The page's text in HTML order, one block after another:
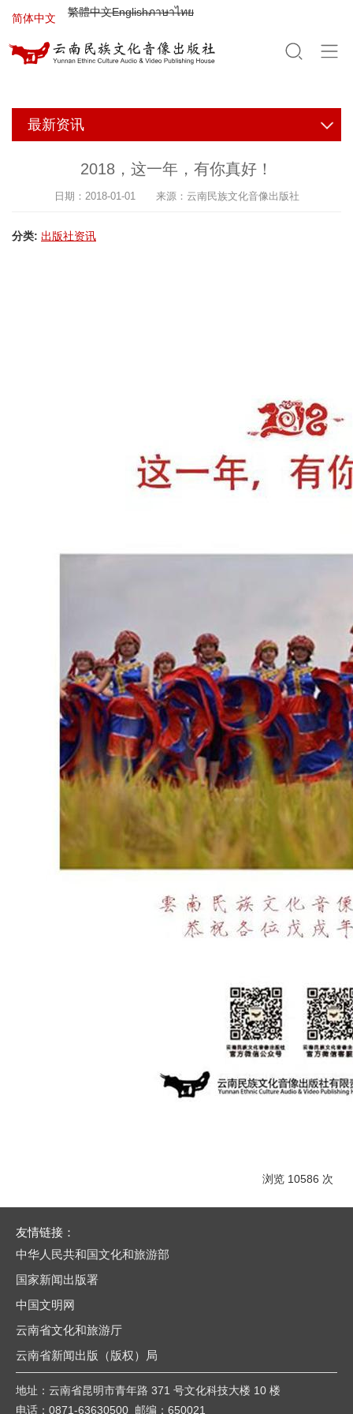
Jump to navigation
简体中文 繁體中文Englishภาษาไทย
最新资讯
2018，这一年，有你真好！
日期：2018-01-01 来源：云南民族文化音像出版社
分类: 出版社资讯
浏览 10586 次
友情链接：
中华人民共和国文化和旅游部
国家新闻出版署
中国文明网
云南省文化和旅游厅
云南省新闻出版（版权）局
地址：云南省昆明市青年路 371 号文化科技大楼 10 楼
电话：0871-63630500 邮编：650021